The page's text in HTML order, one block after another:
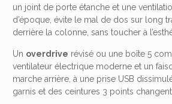
un joint de porte étanche et une
d’époque, évite le mal de dos sur long
derrière la colonne, sans toucher à
Un overdrive révisé ou une boîte 5
ventilateur électrique moderne et un
marche arrière, à une prise USB
garnis et des ceintures 3 points changent